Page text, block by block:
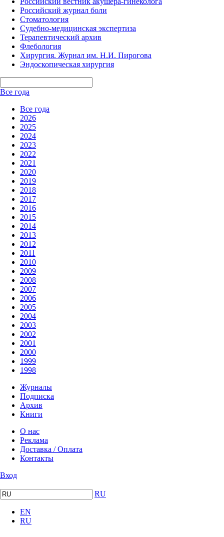
Российский журнал боли
Стоматология
Судебно-медицинская экспертиза
Терапевтический архив
Флебология
Хирургия. Журнал им. Н.И. Пирогова
Эндоскопическая хирургия
Все года
Все года
2026
2025
2024
2023
2022
2021
2020
2019
2018
2017
2016
2015
2014
2013
2012
2011
2010
2009
2008
2007
2006
2005
2004
2003
2002
2001
2000
1999
1998
Журналы
Подписка
Архив
Книги
О нас
Реклама
Доставка / Оплата
Контакты
Вход
RU
EN
RU